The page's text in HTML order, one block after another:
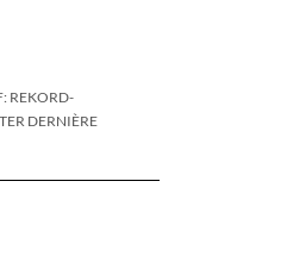
REKORD-
DERNIÈRE